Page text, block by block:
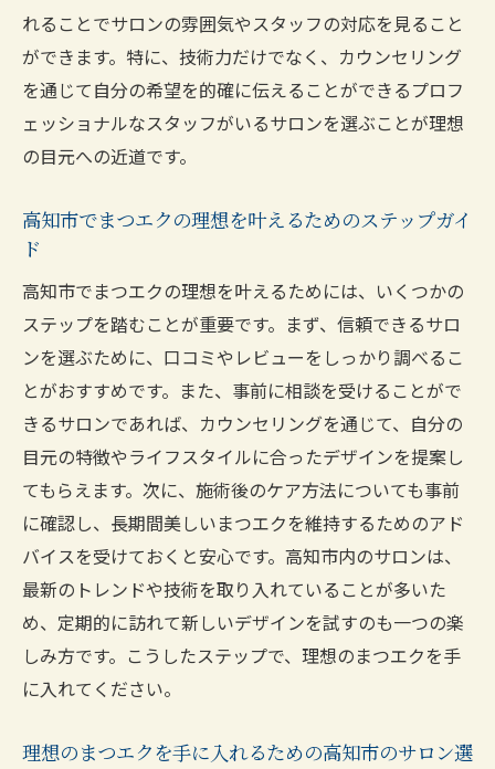
れることでサロンの雰囲気やスタッフの対応を見ること
ができます。特に、技術力だけでなく、カウンセリング
を通じて自分の希望を的確に伝えることができるプロフ
ェッショナルなスタッフがいるサロンを選ぶことが理想
の目元への近道です。
高知市でまつエクの理想を叶えるためのステップガイ
ド
高知市でまつエクの理想を叶えるためには、いくつかの
ステップを踏むことが重要です。まず、信頼できるサロ
ンを選ぶために、口コミやレビューをしっかり調べるこ
とがおすすめです。また、事前に相談を受けることがで
きるサロンであれば、カウンセリングを通じて、自分の
目元の特徴やライフスタイルに合ったデザインを提案し
てもらえます。次に、施術後のケア方法についても事前
に確認し、長期間美しいまつエクを維持するためのアド
バイスを受けておくと安心です。高知市内のサロンは、
最新のトレンドや技術を取り入れていることが多いた
め、定期的に訪れて新しいデザインを試すのも一つの楽
しみ方です。こうしたステップで、理想のまつエクを手
に入れてください。
理想のまつエクを手に入れるための高知市のサロン選